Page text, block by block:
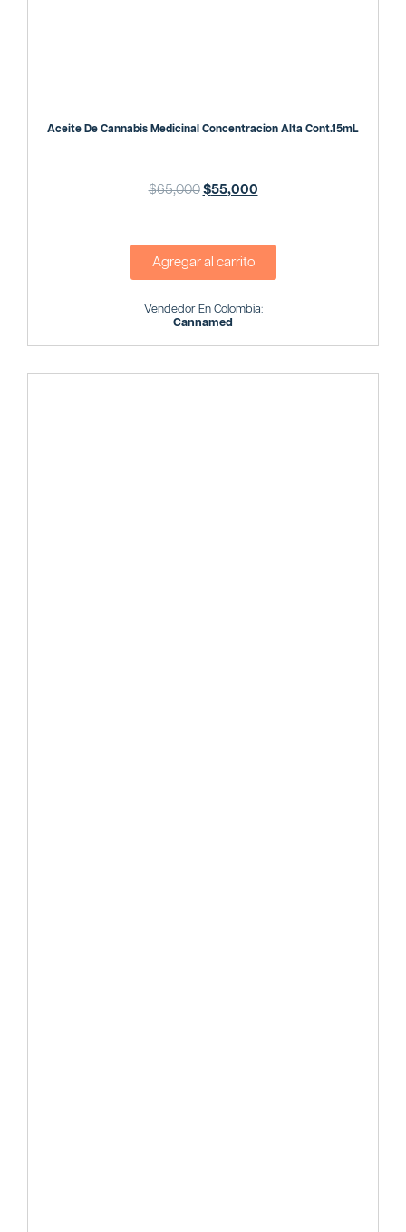
Aceite De Cannabis Medicinal Concentracion Alta Cont.15mL
$65,000 $55,000
Agregar al carrito
Vendedor En Colombia:
Cannamed